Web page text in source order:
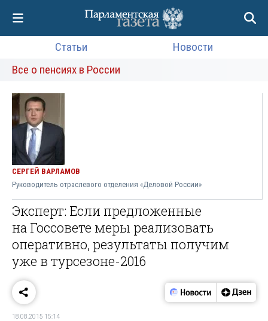
Статьи
Новости
Все о пенсиях в России
СЕРГЕЙ ВАРЛАМОВ
Руководитель отраслевого отделения «Деловой России»
Эксперт: Если предложенные
на Госсовете меры реализовать
оперативно, результаты получим
уже в турсезоне-2016
18.08.2015 15:14